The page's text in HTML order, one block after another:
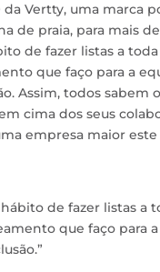
da Vertty, uma marca
de praia, para mais
de fazer listas a
que faço para a
Assim, todos sabem
cima dos seus
empresa maior
de fazer listas a
que faço para